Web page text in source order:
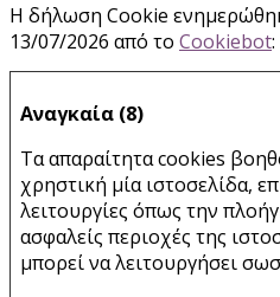
Η δήλωση Cookie
13/07/2026 από το Cookiebot:
Αναγκαία (8)
Τα απαραίτητα cookies
χρηστική μία ιστοσελίδα,
λειτουργίες όπως την
ασφαλείς περιοχές της
μπορεί να λειτουργήσει